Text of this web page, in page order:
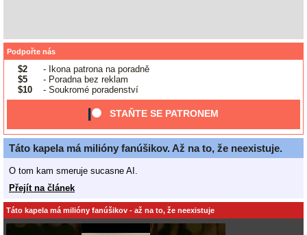
Podpořte nás
$2
- Ikona patrona na poradně
$5
- Poradna bez reklam
$10
- Soukromé poradenství
STAŇTE SE PATRONEM
Táto kapela má milióny fanúšikov. Až na to, že neexistuje.
O tom kam smeruje sucasne AI.
Přejít na článek
Táto kapela má milióny fanúšikov - až na to, že neexistuje